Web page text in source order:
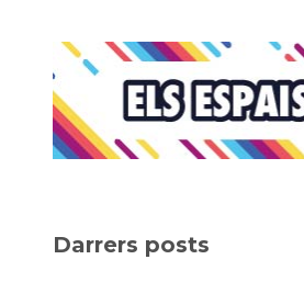
Darrers posts